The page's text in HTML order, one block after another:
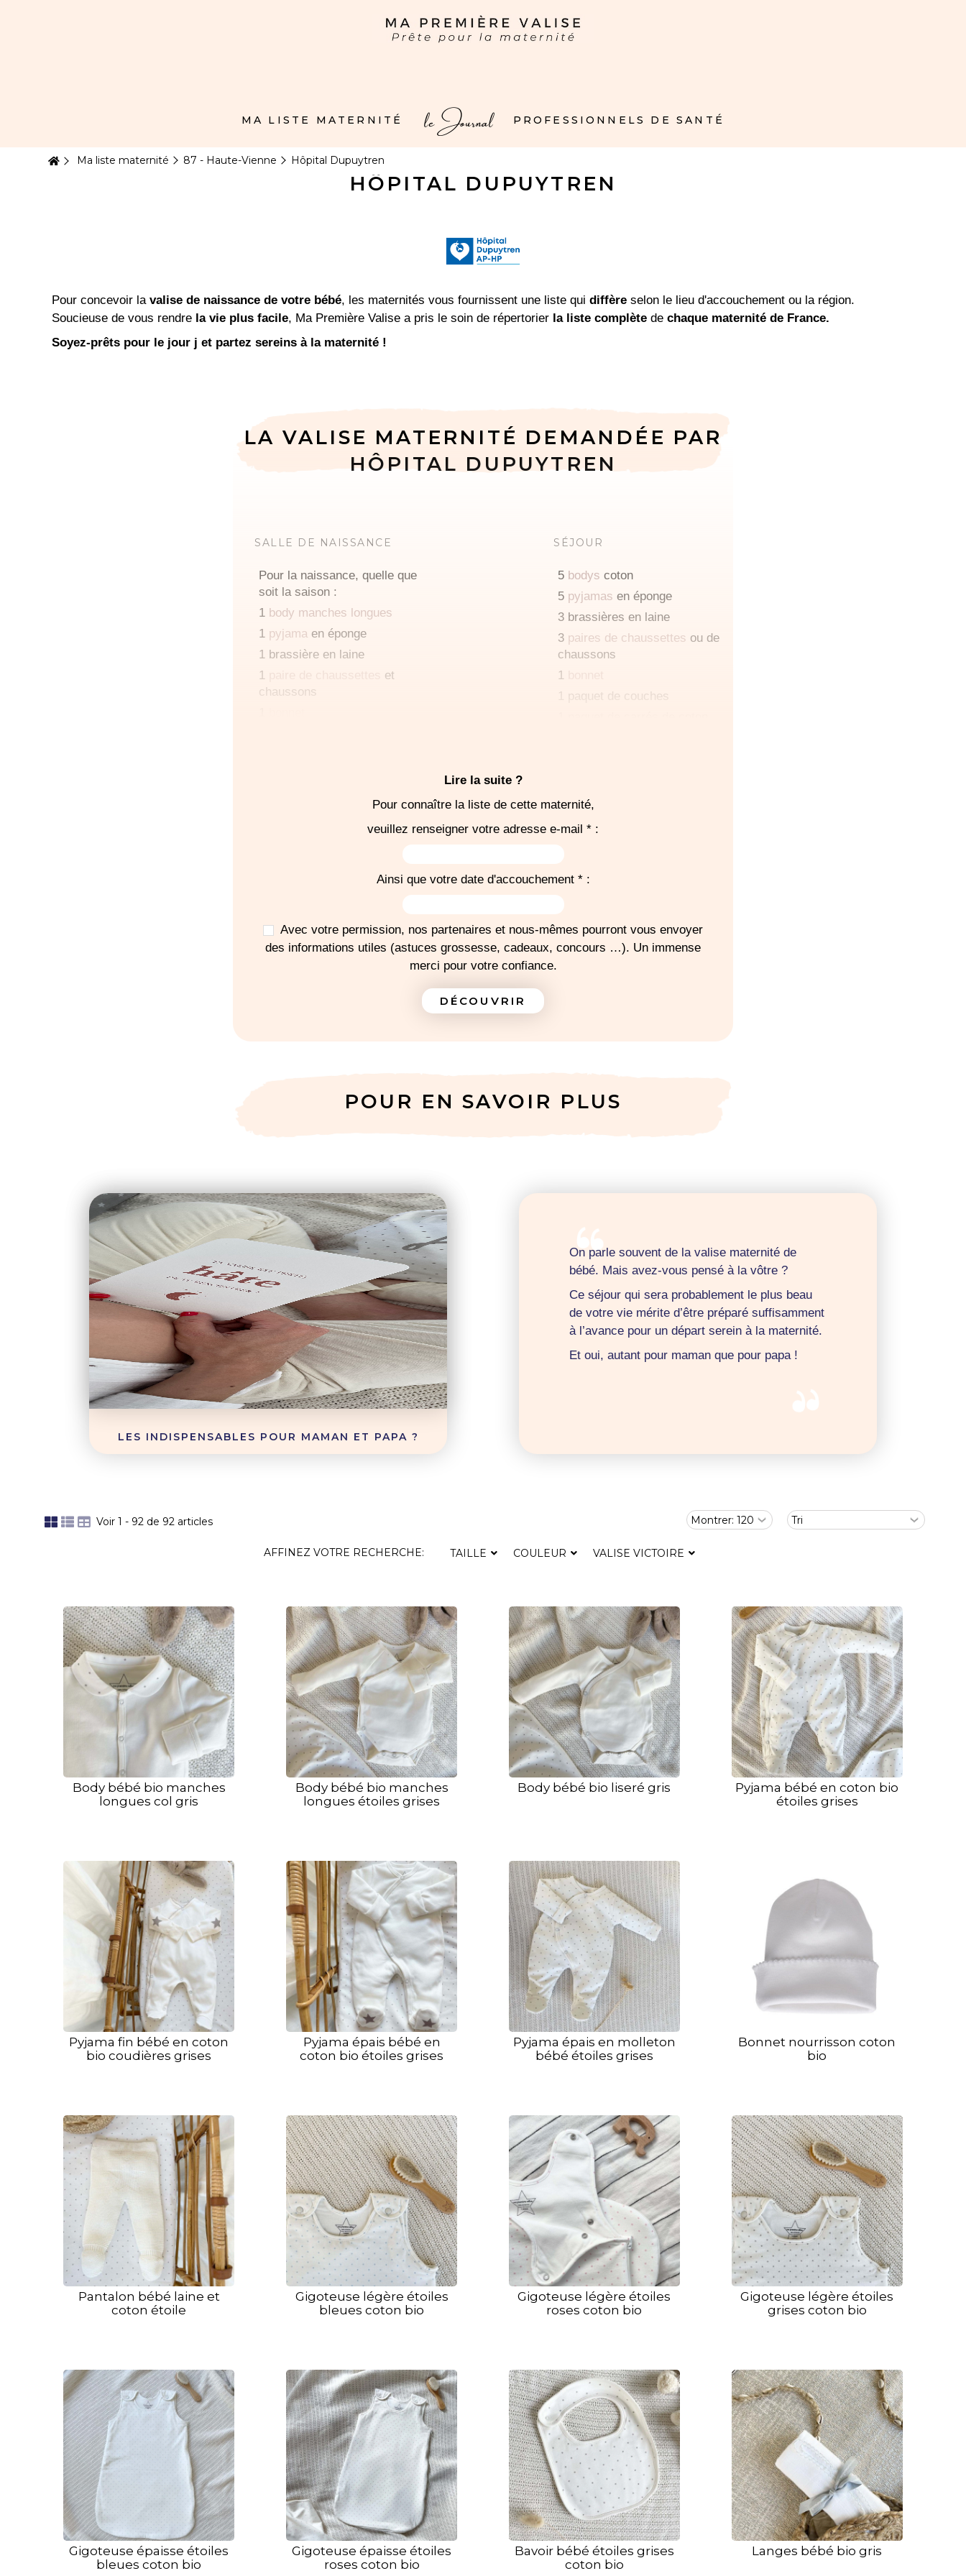
MA LISTE MATERNITÉ le Journal PROFESSIONNELS DE SANTÉ
Ma liste maternité 87 - Haute-Vienne Hôpital Dupuytren
HÔPITAL DUPUYTREN
Pour concevoir lavalise de naissance de votre bébé, les maternités vous fournissent une liste quidiffère selon le lieu d'accouchement ou la région.
Soucieuse de vous rendre la vie plus facile, Ma Première Valise a pris le soin de répertorier la liste complète dechaque maternité de France.
Soyez-prêts pour le jour j et partez sereins à la maternité !
Lire la suite ?
Pour connaître la liste de cette maternité,
veuillez renseigner votre adresse e-mail * :
Ainsi que votre date d'accouchement * :
Avec votre permission, nos partenaires et nous-mêmes pourront vous envoyer
des informations utiles (astuces grossesse, cadeaux, concours …). Un immense
merci pour votre confiance.
DÉCOUVRIR
LA VALISE MATERNITÉ DEMANDÉE PAR
HÔPITAL DUPUYTREN
SALLE DE NAISSANCE
Pour la naissance, quelle que
soit la saison :
1 body manches longues
1 pyjama en éponge
1 brassière en laine
1
et
chaussons
Votre trousseau
d'accouchement
SÉJOUR
5 bodys coton
5 pyjamas en éponge
3 brassières en laine
3 paires de chaussettes ou de
chaussons
1
1 paquet de couches
Bavoirs
habillement complet ainsi qu'un
siège auto conforme aux
normes de la sécurité routière
-
Pour la sortie, prévoir un siège-
auto dos à la route
J'IMPRIME MA LISTE
POUR EN SAVOIR PLUS
LES INDISPENSABLES POUR MAMAN ET PAPA ?
On parle souvent de la valise maternité de
bébé. Mais avez-vous pensé à la vôtre ?
Ce séjour qui sera probablement le plus beau
de votre vie mérite d’être préparé suffisamment
à l’avance pour un départ serein à la maternité.
Et oui, autant pour maman que pour papa !
Voir 1 - 92 de 92 articles
AFFINEZ VOTRE RECHERCHE: TAILLE COULEUR VALISE VICTOIRE
Body bébé bio manches
longues col gris
Body bébé bio manches
longues étoiles grises
Body bébé bio liseré gris
Pyjama bébé en coton bio
étoiles grises
Pyjama fin bébé en coton
bio coudières grises
Pyjama épais bébé en
coton bio étoiles grises
Pyjama épais en molleton
bébé étoiles grises
Bonnet nourrisson coton
bio
Pantalon bébé laine et
coton étoile
Gigoteuse légère étoiles
bleues coton bio
Gigoteuse légère étoiles
roses coton bio
Gigoteuse légère étoiles
grises coton bio
Gigoteuse épaisse étoiles
bleues coton bio
Gigoteuse épaisse étoiles
roses coton bio
Bavoir bébé étoiles grises
coton bio
Langes bébé bio gris